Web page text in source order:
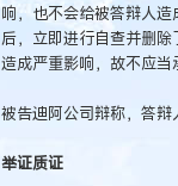
响，也不会给被答辩人
后，立即进行自查并删
造成严重影响，故不应当
被告迪阿公司辩称，答辩
举证质证